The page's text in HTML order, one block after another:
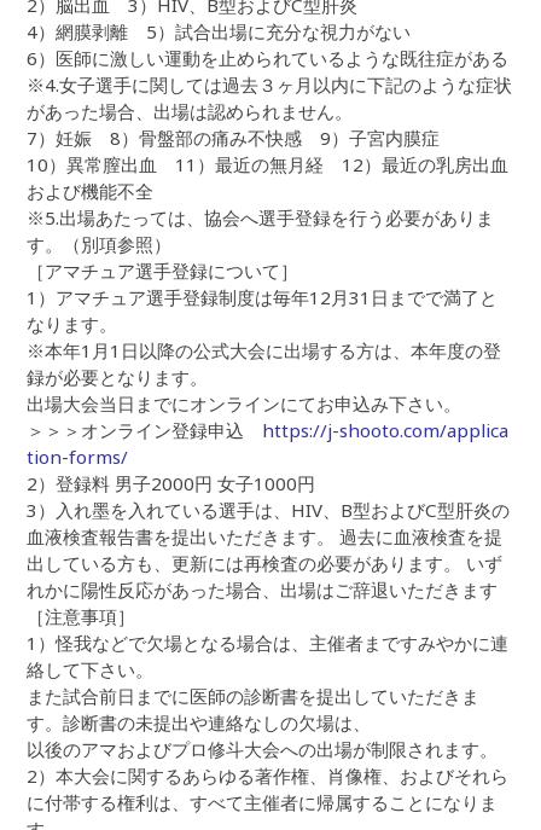
2）脳出血 3）HIV、B型およびC型肝炎
4）網膜剥離 5）試合出場に充分な視力がない
6）医師に激しい運動を止められているような既往症がある
※4.女子選手に関しては過去３ヶ月以内に下記のような症状
があった場合、出場は認められません。
7）妊娠 8）骨盤部の痛み不快感 9）子宮内膜症
10）異常膣出血 11）最近の無月経 12）最近の乳房出血
および機能不全
※5.出場あたっては、協会へ選手登録を行う必要がありま
す。（別項参照）
［アマチュア選手登録について］
1）アマチュア選手登録制度は毎年12月31日までで満了と
なります。
※本年1月1日以降の公式大会に出場する方は、本年度の登
録が必要となります。
出場大会当日までにオンラインにてお申込み下さい。
＞＞＞オンライン登録申込 https://j-shooto.com/applica
tion-forms/
2）登録料 男子2000円 女子1000円
3）入れ墨を入れている選手は、HIV、B型およびC型肝炎の
血液検査報告書を提出いただきます。 過去に血液検査を提
出している方も、更新には再検査の必要があります。 いず
れかに陽性反応があった場合、出場はご辞退いただきます
［注意事項］
1）怪我などで欠場となる場合は、主催者まですみやかに連
絡して下さい。
また試合前日までに医師の診断書を提出していただきま
す。診断書の未提出や連絡なしの欠場は、
以後のアマおよびプロ修斗大会への出場が制限されます。
2）本大会に関するあらゆる著作権、肖像権、およびそれら
に付帯する権利は、すべて主催者に帰属することになりま